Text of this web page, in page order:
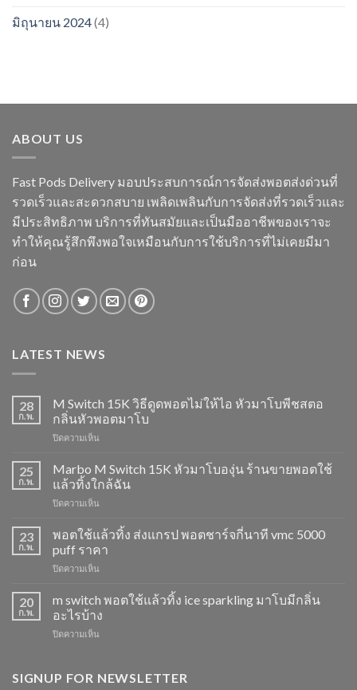
มิถุนายน 2024(4)
ABOUT US
Fast Pods Delivery มอบประสบการณ์การจัดส่งพอตส่งด่วนที่
รวดเร็วและสะดวกสบาย เพลิดเพลินกับการจัดส่งที่รวดเร็วและ
มีประสิทธิภาพ บริการที่ทันสมัยและเป็นมืออาชีพของเราจะ
ทำให้คุณรู้สึกพึงพอใจเหมือนกับการใช้บริการที่ไม่เคยมีมา
ก่อน
LATEST NEWS
28
ก.พ.
M Switch 15K วิธีดูดพอตไม่ให้ไอ หัวมาโบพีชสตอ
กลิ่นหัวพอตมาโบ
ปิดความเห็น
Switch
15K
วิธี
ดูด
ไม่
ให้
หัว
โบ
พีช
กลิ่น
ตมา
25
ก.พ.
Marbo M Switch 15K หัวมาโบองุ่น ร้านขายพอตใช้
แล้วทิ้งใกล้ฉัน
ปิดความเห็น
M
Switch
15K
หัว
โบ
องุ่น
ขาย
แล้ว
23
ก.พ.
พอตใช้แล้วทิ้ง ส่งแกรป พอตชาร์จกี่นาที vmc 5000
puff ราคา
ปิดความเห็น
แล้ว
ทิ้ง
ส่ง
ชาร์จ
20
ก.พ.
m switch พอตใช้แล้วทิ้ง ice sparkling มาโบมีกลิ่น
อะไรบ้าง
ปิดความเห็น
พอต
SIGNUP FOR NEWSLETTER